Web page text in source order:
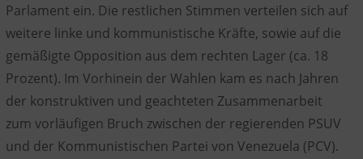
Parlament ein. Die restlichen Stimmen verteilen sich auf
weitere linke und kommunistische Kräfte, sowie auf die
gemäßigte Opposition aus dem rechten Lager (ca. 18
Prozent). Im Vorhinein der Wahlen kam es nach Jahren
der konstruktiven und geachteten Zusammenarbeit
zum vorläufigen Bruch zwischen der regierenden PSUV
und der Kommunistischen Partei von Venezuela (PCV).